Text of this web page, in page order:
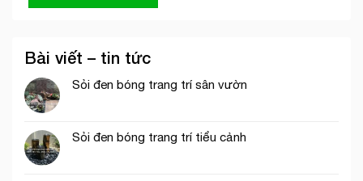
Bài viết – tin tức
Sỏi đen bóng trang trí sân vườn
Sỏi đen bóng trang trí tiểu cảnh